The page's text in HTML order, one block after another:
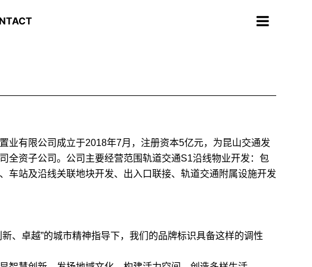
业有限公司成立于2018年7月，注册资本5亿元，为昆山交通发
全资子公司。公司主要经营范围轨道交通S1沿线物业开发：包
车站及沿线关联地块开发、出入口联接、轨道交通附属设施开发
新、卓越”的城市精神指导下，我们的品牌标识具备这样的调性